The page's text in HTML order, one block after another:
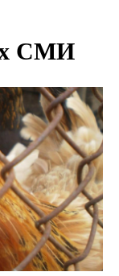
ДТП с
к брату в
для эвакуации